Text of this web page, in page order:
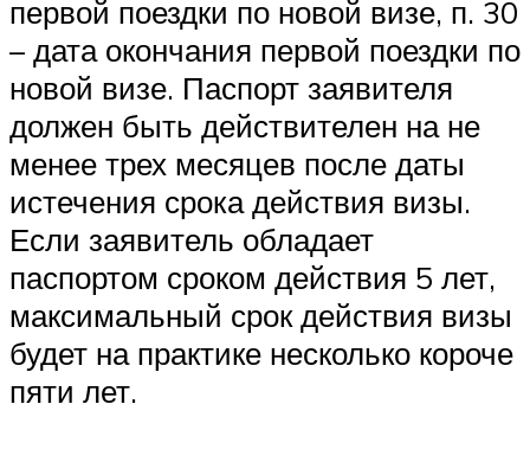
первой поездки по новой визе, п. 30
– дата окончания первой поездки по
новой визе. Паспорт заявителя
должен быть действителен на не
менее трех месяцев после даты
истечения срока действия визы.
Если заявитель обладает
паспортом сроком действия 5 лет,
максимальный срок действия визы
будет на практике несколько короче
пяти лет.